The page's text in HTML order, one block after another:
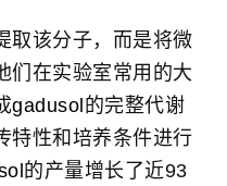
取该分子，而是将微
们在实验室常用的大
gadusol的完整代谢
特性和培养条件进行
的产量增长了近93